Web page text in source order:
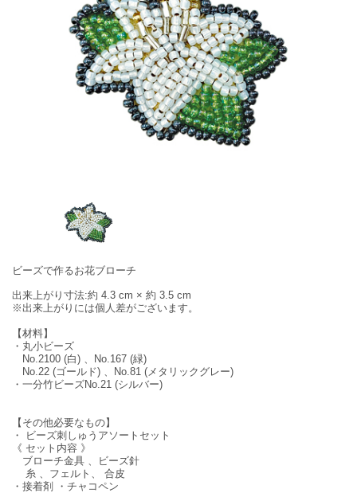
ビーズで作るお花ブローチ
出来上がり寸法:約 4.3 cm × 約 3.5 cm
※出来上がりには個人差がございます。
【材料】
・丸小ビーズ
No.2100 (白) 、No.167 (緑)
No.22 (ゴールド) 、No.81 (メタリックグレー)
・一分竹ビーズNo.21 (シルバー)
【その他必要なもの】
・ ビーズ刺しゅうアソートセット
《 セット内容 》
ブローチ金具 、ビーズ針
糸 、フェルト、 合皮
・接着剤 ・チャコペン